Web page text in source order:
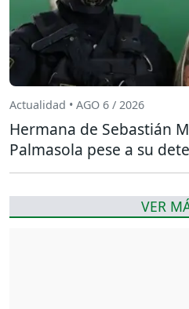
Actualidad • AGO 6 / 2026
Hermana de Sebastián
Palmasola pese a su
VER